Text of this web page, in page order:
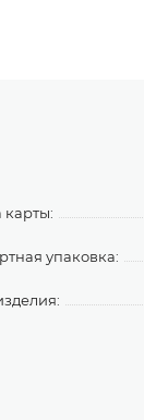
упаковка: